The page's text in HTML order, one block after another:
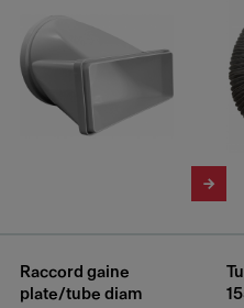
Raccord gaine
plate/tube diam